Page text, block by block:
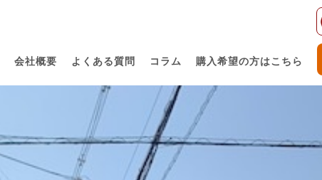
会社概要 よくある質問 コラム 購入希望の方はこちら